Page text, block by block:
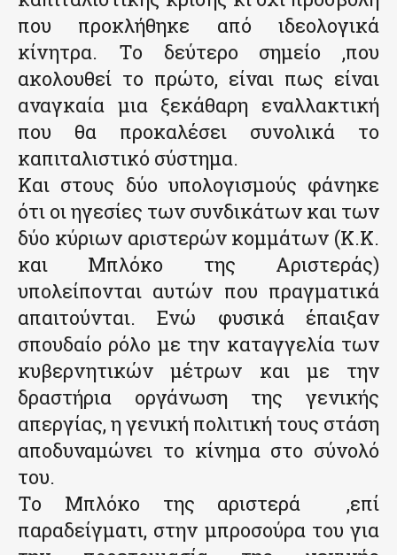
που προκλήθηκε από ιδεολογικά
κίνητρα. Το δεύτερο σημείο ,που
ακολουθεί το πρώτο, είναι πως είναι
αναγκαία μια ξεκάθαρη εναλλακτική
που θα προκαλέσει συνολικά το
καπιταλιστικό σύστημα.
Και στους δύο υπολογισμούς φάνηκε
ότι οι ηγεσίες των συνδικάτων και των
δύο κύριων αριστερών κομμάτων (Κ.Κ.
και Μπλόκο της Αριστεράς)
υπολείπονται αυτών που πραγματικά
απαιτούνται. Ενώ φυσικά έπαιξαν
σπουδαίο ρόλο με την καταγγελία των
κυβερνητικών μέτρων και με την
δραστήρια οργάνωση της γενικής
απεργίας, η γενική πολιτική τους στάση
αποδυναμώνει το κίνημα στο σύνολό
του.
Το Μπλόκο της αριστερά ,επί
παραδείγματι, στην μπροσούρα του για